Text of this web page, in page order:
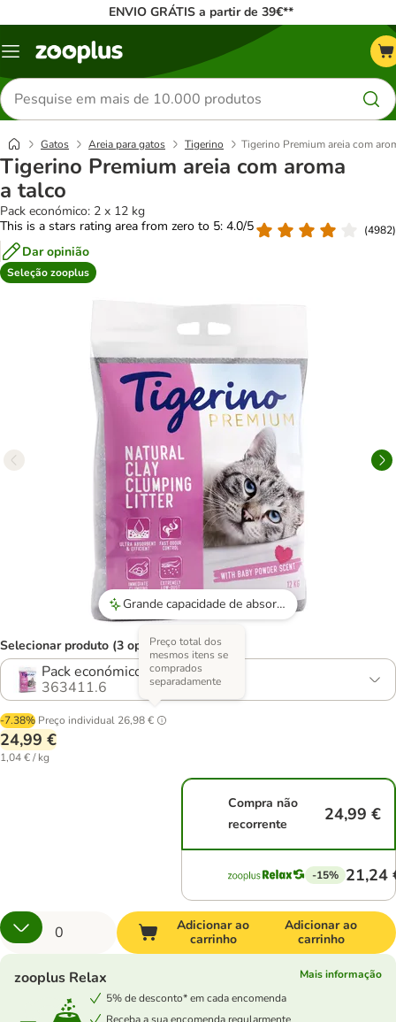
ENVIO GRÁTIS a partir de 39€**
Menu
Pesquisar
produtos
Gatos Areia para gatos Tigerino Tigerino Premium areia com
Tigerino Premium areia com aroma
a talco
Pack económico: 2 x 12 kg
This is a stars rating area from zero to 5: 4.0/5
(4982)
Dar opinião
Seleção zooplus
Grande capacidade de absorção e neutralização de odores.
Selecionar produto (3 opções)
Pack económico: 2 x 12 kg
363411.6
-7.38% Preço individual 26,98 €
Preço total dos
mesmos itens se
comprados
separadamente
24,99 €
1,04 € / kg
Compra não
recorrente
24,99 €
-15% 21,24
Adicionar ao
carrinho
Adicionar ao
carrinho
zooplus Relax
Mais informação
5% de desconto* em cada encomenda
Receba a sua encomenda regularmente